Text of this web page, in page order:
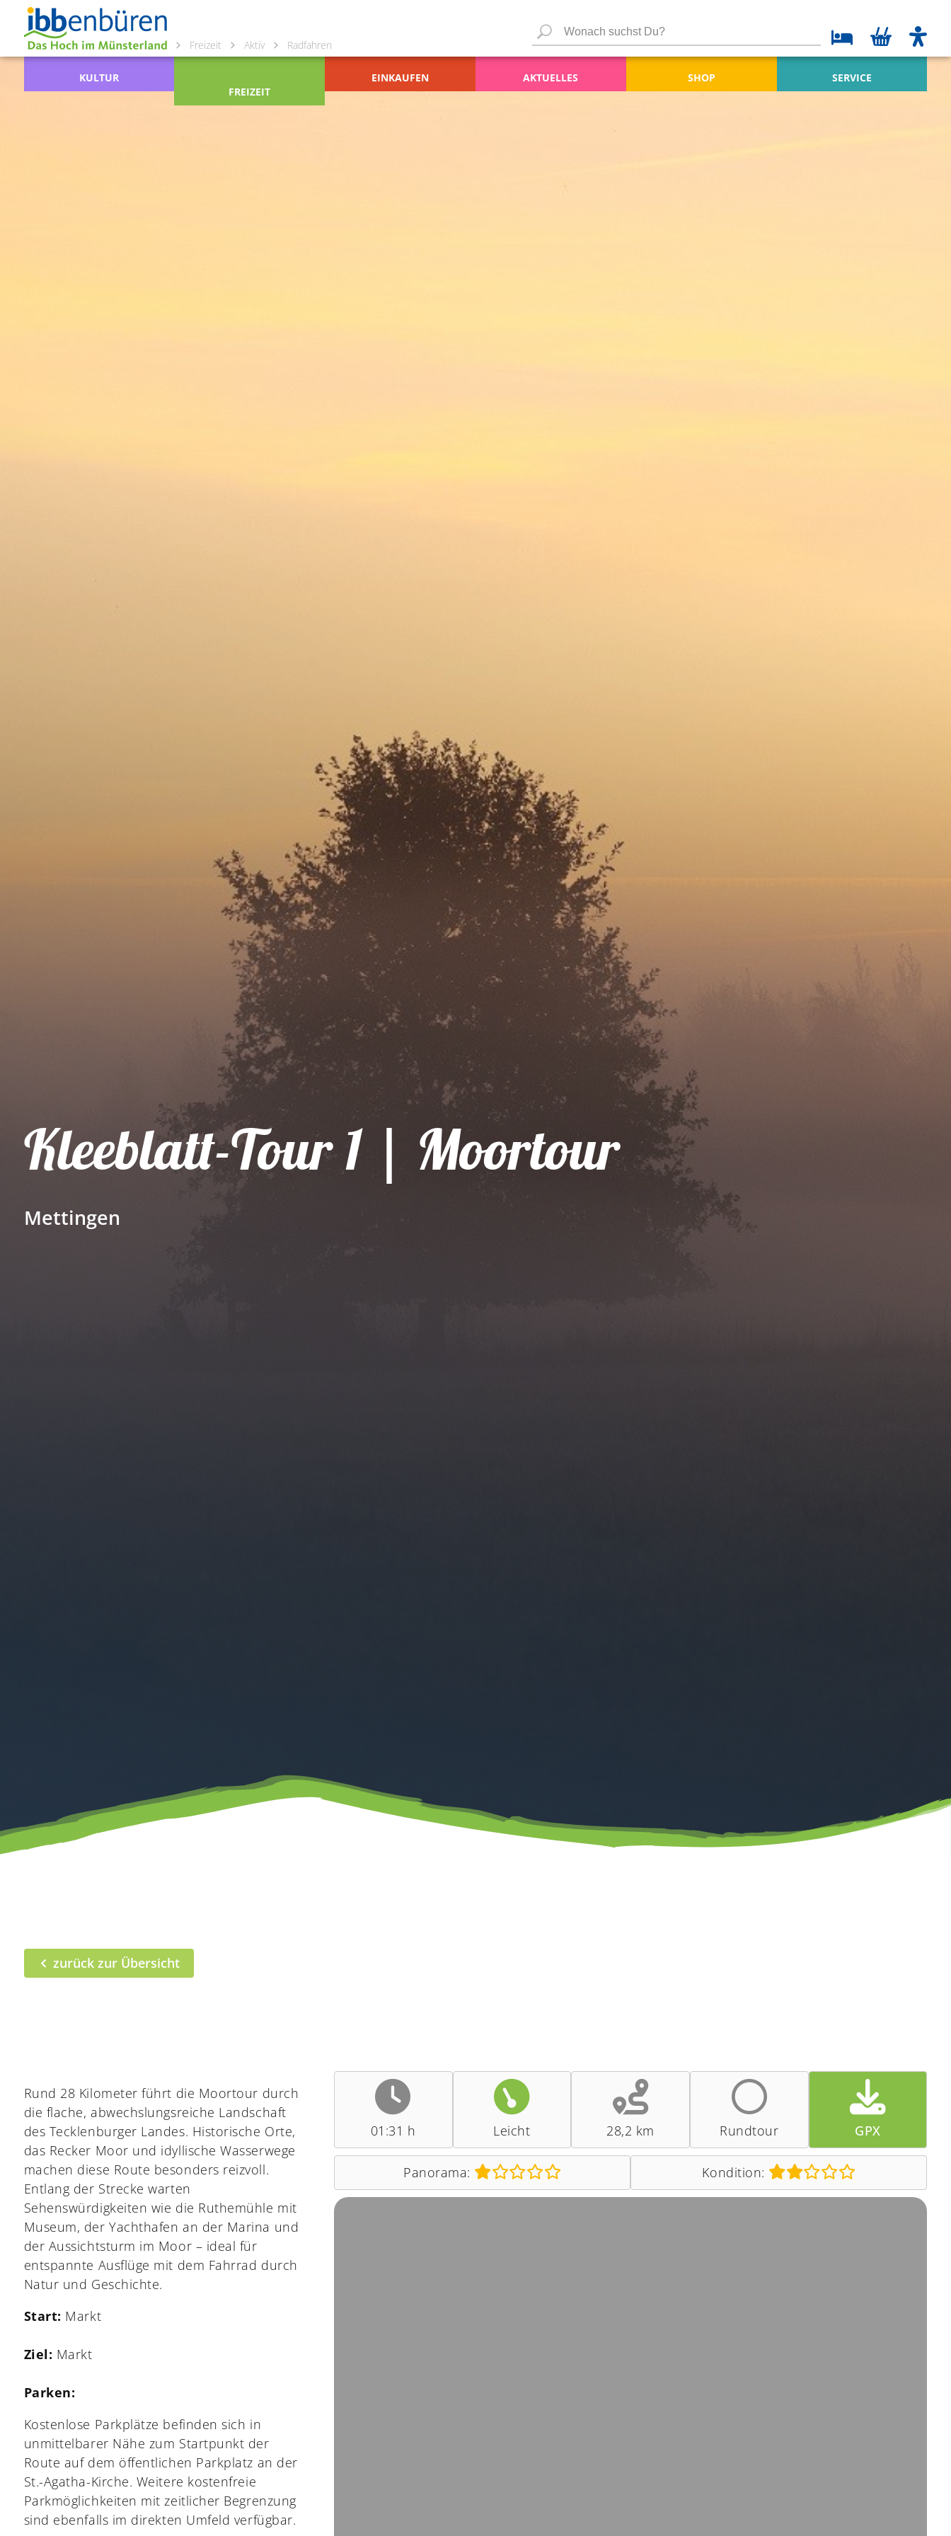
Freizeit Aktiv Radfahren
KULTUR
FREIZEIT
EINKAUFEN AKTUELLES SHOP SERVICE
Kleeblatt-Tour 1 | Moortour
Mettingen
zurück zur Übersicht
Rund 28 Kilometer führt die Moortour durch
die flache, abwechslungsreiche Landschaft
des Tecklenburger Landes. Historische Orte,
das Recker Moor und idyllische Wasserwege
machen diese Route besonders reizvoll.
Entlang der Strecke warten
Sehenswürdigkeiten wie die Ruthemühle mit
Museum, der Yachthafen an der Marina und
der Aussichtsturm im Moor – ideal für
entspannte Ausflüge mit dem Fahrrad durch
Natur und Geschichte.
Start: Markt
Ziel: Markt
Parken:
Kostenlose Parkplätze befinden sich in
unmittelbarer Nähe zum Startpunkt der
Route auf dem öffentlichen Parkplatz an der
St.-Agatha-Kirche. Weitere kostenfreie
Parkmöglichkeiten mit zeitlicher Begrenzung
sind ebenfalls im direkten Umfeld verfügbar.
01:31 h Leicht 28,2 km Rundtour GPX
Panorama: Kondition: